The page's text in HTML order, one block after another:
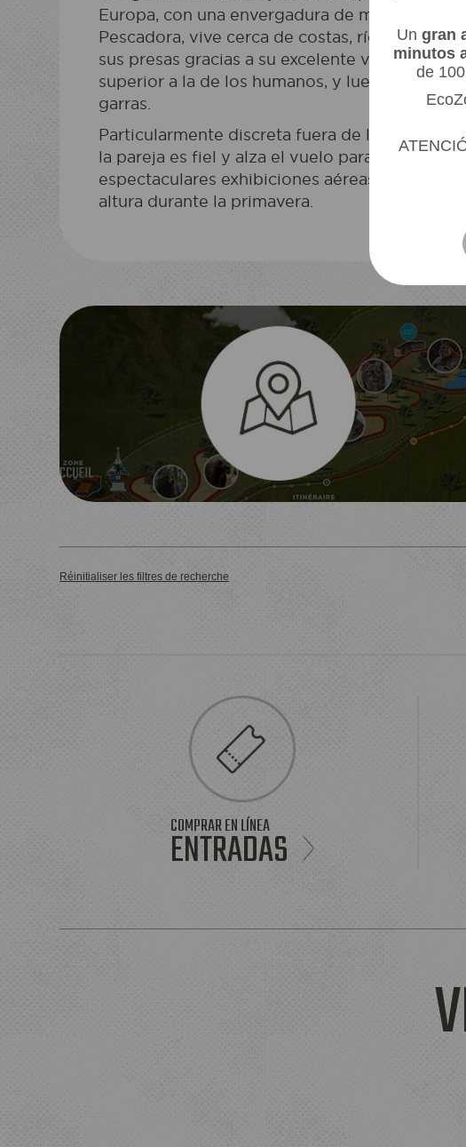
Europa, con una envergadura de más de dos
Pescadora, vive cerca de costas, ríos y lagos.
sus presas gracias a su excelente vista, hasta
superior a la de los humanos, y luego las
garras.
Particularmente discreta fuera de la época
la pareja es fiel y alza el vuelo para realizar
espectaculares exhibiciones aéreas a 200
altura durante la primavera.
Réinitialiser les filtres de recherche
COMPRAR EN LÍNEA
ENTRADAS
Reservo mi entrada
Un gran
minutos
de